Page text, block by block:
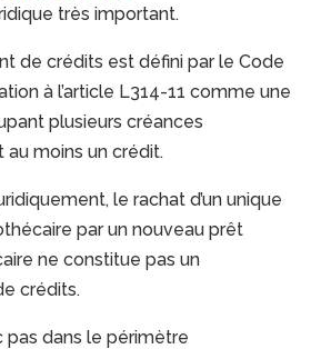
très important.
de crédits est défini par leCode
à l’article L314-11 comme une
plusieurs créances
moins un crédit.
le rachat d’un unique
par un nouveau prêt
ne constitue pas un
crédits.
pas dans le périmètre